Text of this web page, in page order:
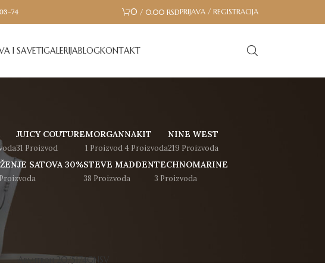
74 0 / 0.00 RSDPRIJAVA / REGISTRACIJA
I SAVETIGALERIJABLOGKONTAKT
JUICY COUTURE
31 Proizvod
MORGAN
1 Proizvod
NAKIT
4 Proizvoda
NINE WEST
219 Proizvoda
SATOVA 30%STEVE MADDEN
38 Proizvoda
TECHNOMARINE
3 Proizvoda
Armitron 20/5174GNSV